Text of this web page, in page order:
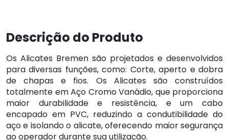
Descrição do Produto
Os Alicates Bremen são projetados e desenvolvidos
para diversas funções, como: Corte, aperto e dobra
de chapas e fios. Os Alicates são construídos
totalmente em Aço Cromo Vanádio, que proporciona
maior durabilidade e resistência, e um cabo
encapado em PVC, reduzindo a condutibilidade do
aço e isolando o alicate, oferecendo maior segurança
ao operador durante sua utilização.